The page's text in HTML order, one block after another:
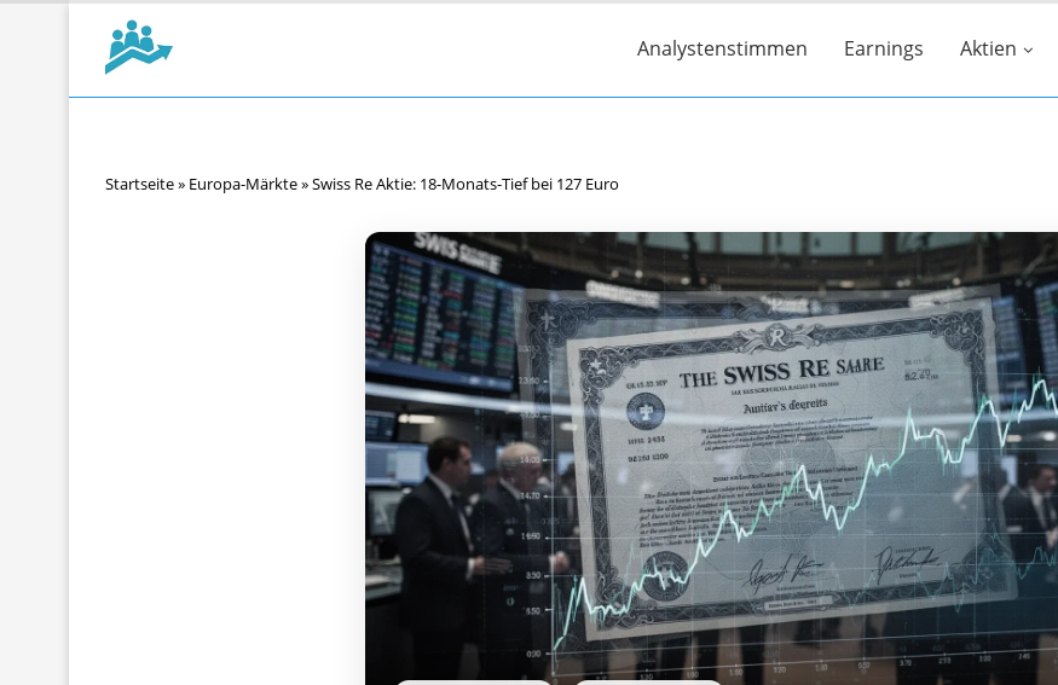
Analystenstimmen Earnings Aktien
Startseite» Europa-Märkte»Swiss Re Aktie: 18-Monats-Tief bei 127 Euro